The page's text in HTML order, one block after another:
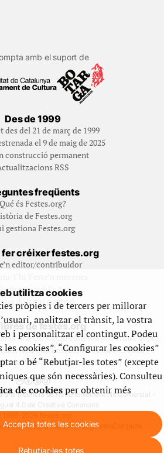
amb el suport de
Des de 1999
des del 21 de març de 1999
el 9 de maig de 2025
construcció permanent
RSS
freqüents
Qué és Festes.org?
de Festes.org
gestiona Festes.org
fer créixer festes.org
editor/contribuidor
publicitat
un donatiu puntual
de festes.org
una col·lecció editorial en format paper,
que fins aleshores havien estat
al nostre espai web. [+]
llicència de Reconeixement No Comercial -
4.0 de Creative Commons
Política de privadesa Ús de galetes
utilitza cookies
pròpies i de tercers per millorar
analitzar el trànsit, la vostra
i personalitzar el contingut. Podeu
les cookies”, “Configurar les cookies”
o bé “Rebutjar-les totes” (excepte
que són necessàries). Consulteu
de cookiesper obtenir més
Accepta totes les cookies
Rebutjar-les totes